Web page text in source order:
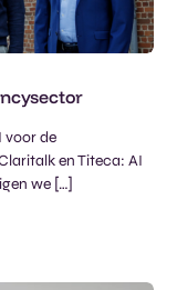
voor de
en Titeca: AI
we […]